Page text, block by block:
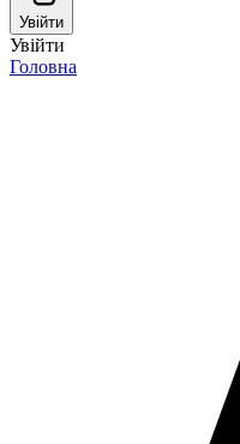
Увійти
Увійти
Головна